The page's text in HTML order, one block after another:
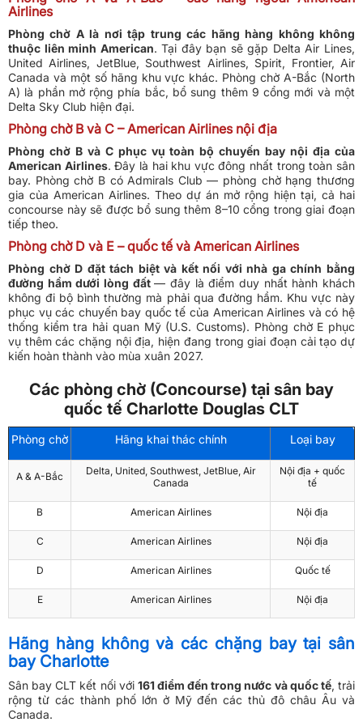
Airlines
Phòng chờ A là nơi tập trung các hãng hàng không không
thuộc liên minh American. Tại đây bạn sẽ gặp Delta Air Lines,
United Airlines, JetBlue, Southwest Airlines, Spirit, Frontier, Air
Canada và một số hãng khu vực khác. Phòng chờ A-Bắc (North
A) là phần mở rộng phía bắc, bổ sung thêm 9 cổng mới và một
Delta Sky Club hiện đại.
Phòng chờ B và C – American Airlines nội địa
Phòng chờ B và C phục vụ toàn bộ chuyến bay nội địa của
American Airlines. Đây là hai khu vực đông nhất trong toàn sân
bay. Phòng chờ B có Admirals Club — phòng chờ hạng thương
gia của American Airlines. Theo dự án mở rộng hiện tại, cả hai
concourse này sẽ được bổ sung thêm 8–10 cổng trong giai đoạn
tiếp theo.
Phòng chờ D và E – quốc tế và American Airlines
Phòng chờ D đặt tách biệt và kết nối với nhà ga chính bằng
đường hầm dưới lòng đất— đây là điểm duy nhất hành khách
không đi bộ bình thường mà phải qua đường hầm. Khu vực này
phục vụ các chuyến bay quốc tế của American Airlines và có hệ
thống kiểm tra hải quan Mỹ (U.S. Customs). Phòng chờ E phục
vụ thêm các chặng nội địa, hiện đang trong giai đoạn cải tạo dự
kiến hoàn thành vào mùa xuân 2027.
Các phòng chờ (Concourse) tại sân bay
quốc tế Charlotte Douglas CLT
Phòng chờ Hãng khai thác chính Loại bay
A & A-Bắc
Delta, United, Southwest, JetBlue, Air
Canada
Nội địa + quốc
tế
B American Airlines Nội địa
C American Airlines Nội địa
D American Airlines Quốc tế
E American Airlines Nội địa
Hãng hàng không và các chặng bay tại sân
bay Charlotte
Sân bay CLT kết nối với 161 điểm đến trong nước và quốc tế, trải
rộng từ các thành phố lớn ở Mỹ đến các thủ đô châu Âu và
Canada.